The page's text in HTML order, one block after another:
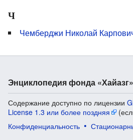
Ч
Чемберджи Николай
Энциклопедия фонда «Хайазг»
Содержание доступно по лицензии
License 1.3 или более поздняя
Конфиденциальность